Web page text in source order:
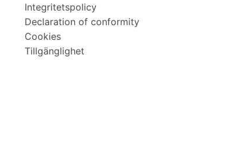
Integritetspolicy
Declaration of conformity
Cookies
Tillgänglighet